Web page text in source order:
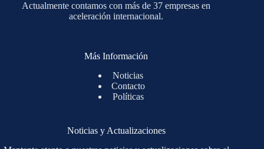
Actualmente contamos con más de 37 empresas en
aceleración internacional.
Más Información
Noticias
Contacto
Políticas
Noticias y Actualizaciones